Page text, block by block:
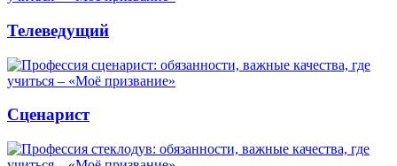
Телеведущий
Сценарист